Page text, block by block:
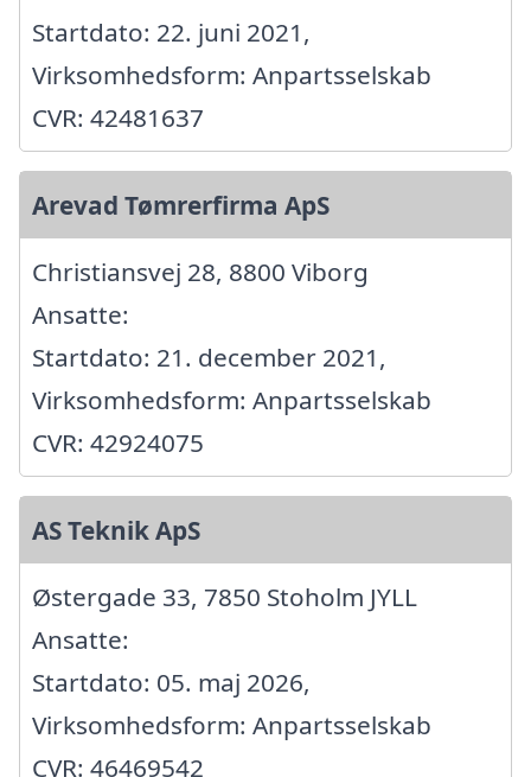
Startdato: 22. juni 2021,
Virksomhedsform: Anpartsselskab
CVR: 42481637
Arevad Tømrerfirma ApS
Christiansvej 28, 8800 Viborg
Ansatte:
Startdato: 21. december 2021,
Virksomhedsform: Anpartsselskab
CVR: 42924075
AS Teknik ApS
Østergade 33, 7850 Stoholm JYLL
Ansatte:
Startdato: 05. maj 2026,
Virksomhedsform: Anpartsselskab
CVR: 46469542